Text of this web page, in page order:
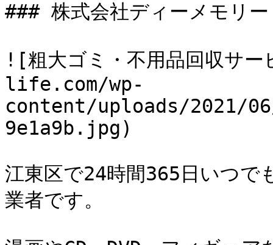
### 株式会社ディーメモリー
![粗大ゴミ・不用品回収
life.com/wp-
content/uploads/2021/06/
9e1a9b.jpg)
江東区で24時間365日いつで
業者です。